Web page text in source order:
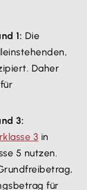
1: Die
Daher
3:
3 in
5 nutzen.
für